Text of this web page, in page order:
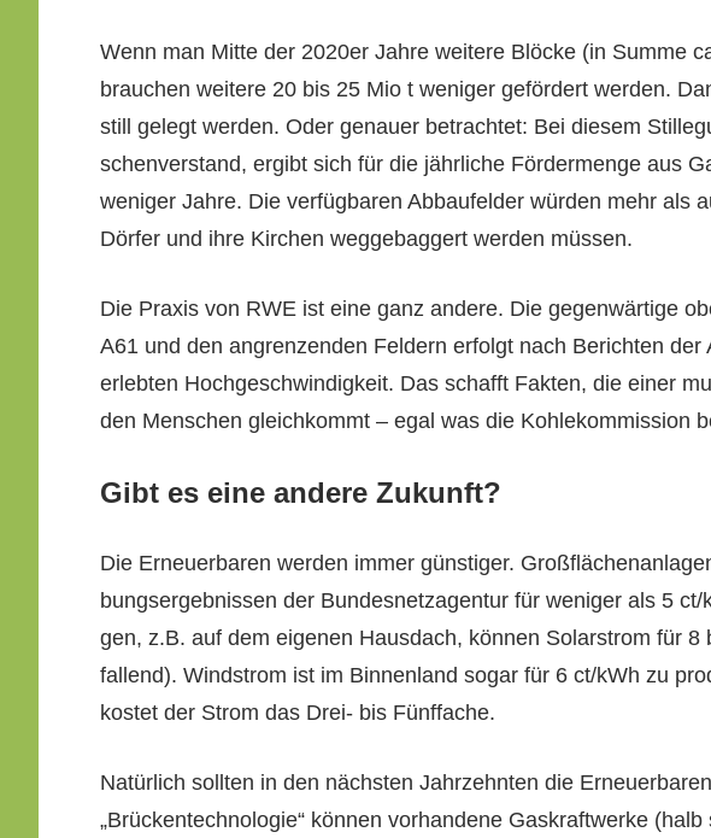
Wenn man Mitte der 2020er Jahre weit­ere Blöcke (in Summe
brauchen weit­ere 20 bis 25 Mio t weniger gefördert wer­den.
still gelegt wer­den. Oder genauer betra­chtet: Bei diesem
schen­ver­stand, ergibt sich für die jährliche För­der­menge aus
weniger Jahre. Die ver­füg­baren Abbaufelder wür­den mehr als
Dör­fer und ihre Kirchen wegge­bag­gert wer­den müssen.
Die Prax­is von RWE ist eine ganz andere. Die gegen­wär­tige
A61 und den angren­zen­den Feldern erfol­gt nach Bericht­en
erlebten Hochgeschwindigkeit. Das schafft Fak­ten, die ein­er
den Men­schen gle­ichkommt – egal was die Kohlekom­mis­sion
Gibt es eine andere Zukunft?
Die Erneuer­baren wer­den immer gün­stiger.
bungsergeb­nis­sen der Bun­desnet­za­gen­tur für weniger als 5
gen, z.B. auf dem eige­nen Haus­dach, kön­nen Solarstrom für 8
fal­l­end). Wind­strom ist im Bin­nen­land sog­ar für 6 ct/kWh zu
kostet der Strom das Drei- bis Fünffache.
Natür­lich soll­ten in den näch­sten Jahrzehn­ten die
„Brück­en­tech­nolo­gie“ kön­nen vorhan­dene Gaskraftwerke